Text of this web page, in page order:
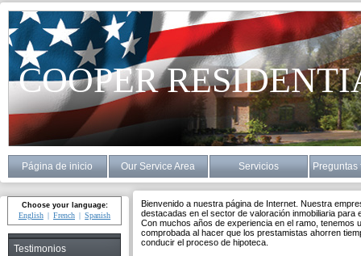
COOPER
Página de inicio Our Service Area Servicios Preguntas
Choose your language:
English French Spanish
Testimonios
Bienvenido a nuestra página de Internet. Nuestra
destacadas en el sector de valoración inmobiliaria para
Con muchos años de experiencia en el ramo, tenemos
comprobada al hacer que los prestamistas ahorren
conducir el proceso de hipoteca.